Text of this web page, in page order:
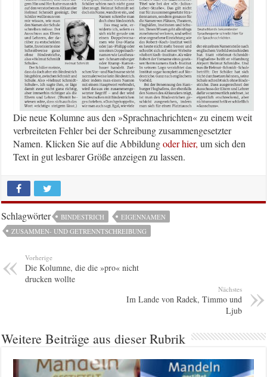
Die neue Kolumne aus den »Sprachnachrichten« zu einem weit
verbreiteten Fehler bei der Schreibung zusammengesetzter
Namen. Klicken Sie auf die Abbildungoder hier, um sich den
Text in gut lesbarer Größe anzeigen zu lassen.
Schlagwörter BINDESTRICH
EIGENNAMEN
ZUSAMMEN- UND GETRENNTSCHREIBUNG
Vorherige
Die Kolumne, die die »pro« nicht
drucken wollte
Nächstes
Im Lande von Radek, Timmo und
Ljub
Weitere Beiträge aus dieser Rubrik